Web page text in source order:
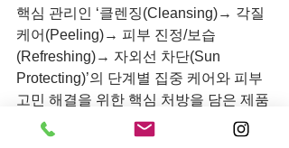
핵심 관리인 ‘클렌징(Cleansing)→ 각질
케어(Peeling)→ 피부 진정/보습
(Refreshing)→ 자외선 차단(Sun
Protecting)’의 단계별 집중 케어와 피부
고민 해결을 위한 핵심 처방을 담은 제품
으로 구성되어 있다.